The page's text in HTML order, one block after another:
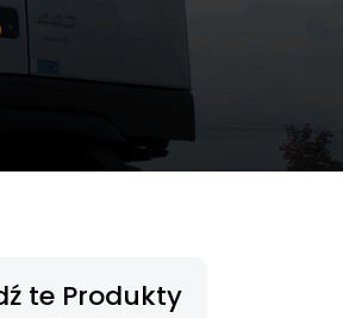
te Produkty